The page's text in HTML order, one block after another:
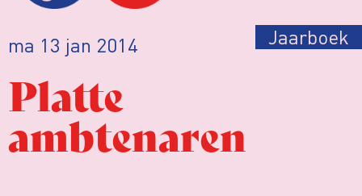
ma 13 jan 2014 Jaarboek
Platte
ambtenaren